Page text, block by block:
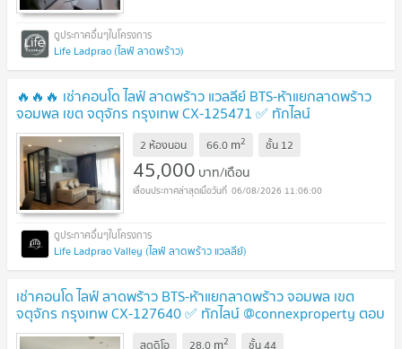
Life Ladprao (ไลฟ์ ลาดพร้าว)
🔥🔥🔥 เช่าคอนโด ไลฟ์ ลาดพร้าว แวลลีย์ BTS-ห้าแยกลาดพร้าว
จอมพล เขต จตุจักร กรุงเทพ CX-125471 ✅ ทักไลน์
@connexproperty ตอบทันที ทีมงานมืออาชีพ ✅ 🔥🔥🔥
2 ห้องนอน 66.0 m2 ชั้น 12
45,000 บาท/เดือน
06/08/2026 11:06:00
Life Ladprao Valley (ไลฟ์ ลาดพร้าว แวลลีย์)
เช่าคอนโด ไลฟ์ ลาดพร้าว BTS-ห้าแยกลาดพร้าว จอมพล เขต
จตุจักร กรุงเทพ CX-127640 ✅ ทักไลน์ @connexproperty ตอบ
ทันที ทีมงานมืออาชีพ ✅
สตูดิโอ 28.0 m2 ชั้น44